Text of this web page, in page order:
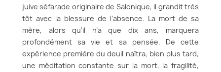
juive séfarade originaire de Salonique, il grandit très
tôt avec la blessure de l’absence. La mort de sa
mère, alors qu’il n’a que dix ans, marquera
profondément sa vie et sa pensée. De cette
expérience première du deuil naîtra, bien plus tard,
une méditation constante sur la mort, la fragilité,